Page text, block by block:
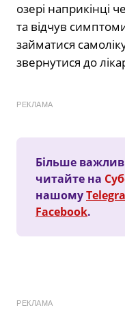
озері наприкінці
та відчув
займатися
звернутися до
РЕКЛАМА
Більше
читайте на
нашому
Facebook.
РЕКЛАМА